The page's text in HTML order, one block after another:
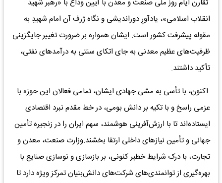
تقارن ایام روز ملی صنعت و معدن با آیین وداع با «رهبر شهید
انقلاب اسلامی»، یادآورِ دوراندیشی و نگاه ژرف آن امام شهیدِ به
مقوله پیشرفت کشور است. ایشان همواره بر ضرورت تغییر جایگزینی
ظرفیت‌های عظیم معدنی به جای اتکای سنتی به درآمدهای نفتی،
تأکید داشتند.
اکنون، با تأسی به مشی جهادی ایشان، تمامی فعالان این حوزه با
عزمی راسخ و با تکیه بر دانش بومی، در خط مقدم نبرد اقتصادی
ایستاده‌اند تا با ارزش‌آفرینی هوشمند، سهم ایران را در زنجیره تأمین
جهانی و تأمین نیازهای داخلی ارتقا بخشند.وزارت صنعت، معدن و
تجارت، با درک شرایط خطیر کنونی، بر بازسازی و نوسازی صنایع با
بهره‌گیری از توانمندی‌های شرکت‌های دانش‌بنیان تمرکز ویژه دارد تا